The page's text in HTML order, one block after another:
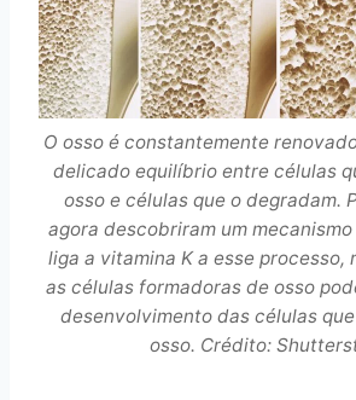
O osso é constantemente
delicado equilíbrio entre células
osso e células que o degradam.
agora descobriram um
liga a vitamina K a esse processo,
as células formadoras de osso
desenvolvimento das células
osso. Crédito: